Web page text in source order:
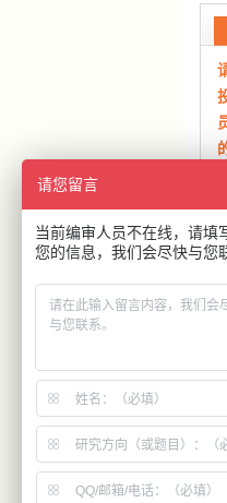
请您留言
当前编审人员不在线，请填
您的信息，我们会尽快与您